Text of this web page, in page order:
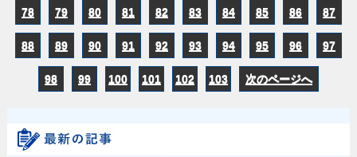
78 79 80 81 82 83 84 85 86 87
88 89 90 91 92 93 94 95 96 97
98 99 100 101 102 103 次のページへ